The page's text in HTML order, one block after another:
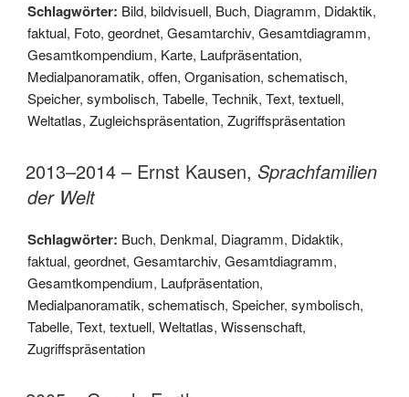
Schlagwörter: Bild, bildvisuell, Buch, Diagramm, Didaktik,
faktual, Foto, geordnet, Gesamtarchiv, Gesamtdiagramm,
Gesamtkompendium, Karte, Laufpräsentation,
Medialpanoramatik, offen, Organisation, schematisch,
Speicher, symbolisch, Tabelle, Technik, Text, textuell,
Weltatlas, Zugleichspräsentation, Zugriffspräsentation
2013–2014 – Ernst Kausen, Sprachfamilien
der Welt
Schlagwörter: Buch, Denkmal, Diagramm, Didaktik,
faktual, geordnet, Gesamtarchiv, Gesamtdiagramm,
Gesamtkompendium, Laufpräsentation,
Medialpanoramatik, schematisch, Speicher, symbolisch,
Tabelle, Text, textuell, Weltatlas, Wissenschaft,
Zugriffspräsentation